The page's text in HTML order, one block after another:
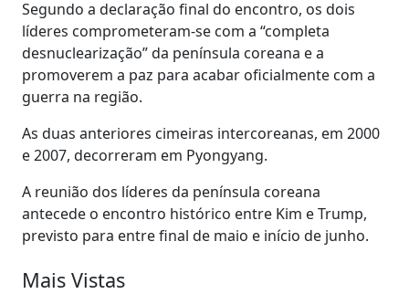
Segundo a declaração final do encontro, os dois
líderes comprometeram-se com a “completa
desnuclearização” da península coreana e a
promoverem a paz para acabar oficialmente com a
guerra na região.
As duas anteriores cimeiras intercoreanas, em 2000
e 2007, decorreram em Pyongyang.
A reunião dos líderes da península coreana
antecede o encontro histórico entre Kim e Trump,
previsto para entre final de maio e início de junho.
Mais Vistas